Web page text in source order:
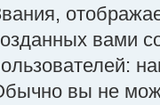
вами
вы не